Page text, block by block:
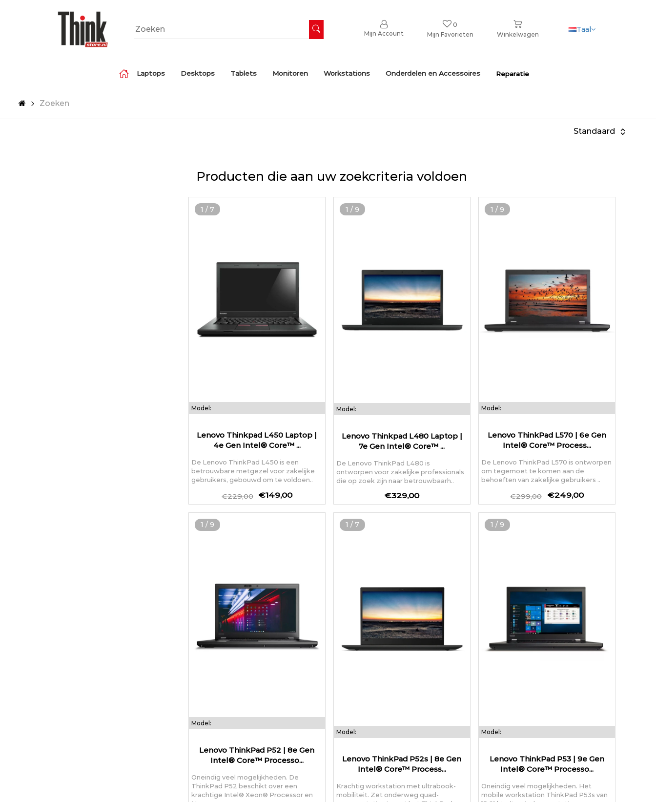
Mijn Account
0
Mijn Favorieten
Winkelwagen
Taal
Laptops Desktops Tablets Monitoren Workstations Onderdelen en Accessoires Reparatie
Zoeken
Standaard
Producten die aan uw zoekcriteria voldoen
1 / 7
Model:
Lenovo Thinkpad L450 Laptop |
4e Gen Intel® Core™ ...
De Lenovo ThinkPad L450 is een
betrouwbare metgezel voor zakelijke
gebruikers, gebouwd om te voldoen..
€229,00 €149,00
1 / 9
Model:
Lenovo Thinkpad L480 Laptop |
7e Gen Intel® Core™ ...
De Lenovo ThinkPad L480 is
ontworpen voor zakelijke professionals
die op zoek zijn naar betrouwbaarh..
€329,00
1 / 9
Model:
Lenovo ThinkPad L570 | 6e Gen
Intel® Core™ Process...
De Lenovo ThinkPad L570 is ontworpen
om tegemoet te komen aan de
behoeften van zakelijke gebruikers ..
€299,00 €249,00
1 / 9
Model:
Lenovo ThinkPad P52 | 8e Gen
Intel® Core™ Processo...
Oneindig veel mogelijkheden. De
ThinkPad P52 beschikt over een
krachtige Intel® Xeon® Processor en
1 / 7
Model:
Lenovo ThinkPad P52s | 8e Gen
Intel® Core™ Process...
Krachtig workstation met ultrabook-
mobiliteit. Zet onderweg quad-
1 / 9
Model:
Lenovo ThinkPad P53 | 9e Gen
Intel® Core™ Processo...
Oneindig veel mogelijkheden. Het
mobile workstation ThinkPad P53s van